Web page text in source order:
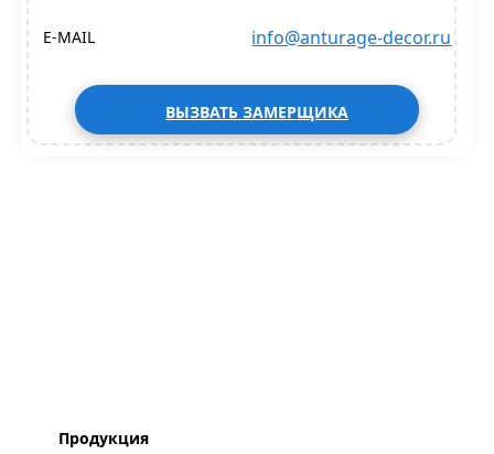
E-MAIL info@anturage-decor.ru
ВЫЗВАТЬ ЗАМЕРЩИКА
Продукция